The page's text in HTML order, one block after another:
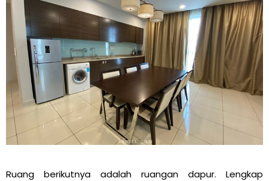
Ruang berikutnya adalah ruangan dapur. Lengkap